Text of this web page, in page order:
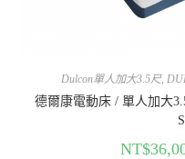
Dulcon單人加大3.5尺,
德爾康電動床 / 單人加大
NT$